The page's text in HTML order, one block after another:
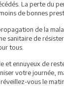
La perte du
de bonnes
de la
sanitaire de
tous.
et ennuyeux de
votre journée,
vous le